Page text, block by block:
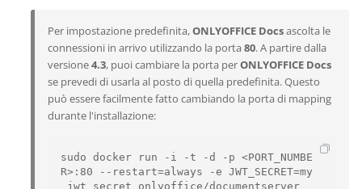
Per impostazione predefinita,ONLYOFFICE Docsascolta le
connessioni in arrivo utilizzando la porta 80. A partire dalla
versione4.3, puoi cambiare la porta perONLYOFFICE Docs
se prevedi di usarla al posto di quella predefinita. Questo
può essere facilmente fatto cambiando la porta di mapping
durante l'installazione:
sudo docker run -i -t -d -p <PORT_NUMBE
R>:80 --restart=always -e JWT_SECRET=my
_jwt_secret onlyoffice/documentserver